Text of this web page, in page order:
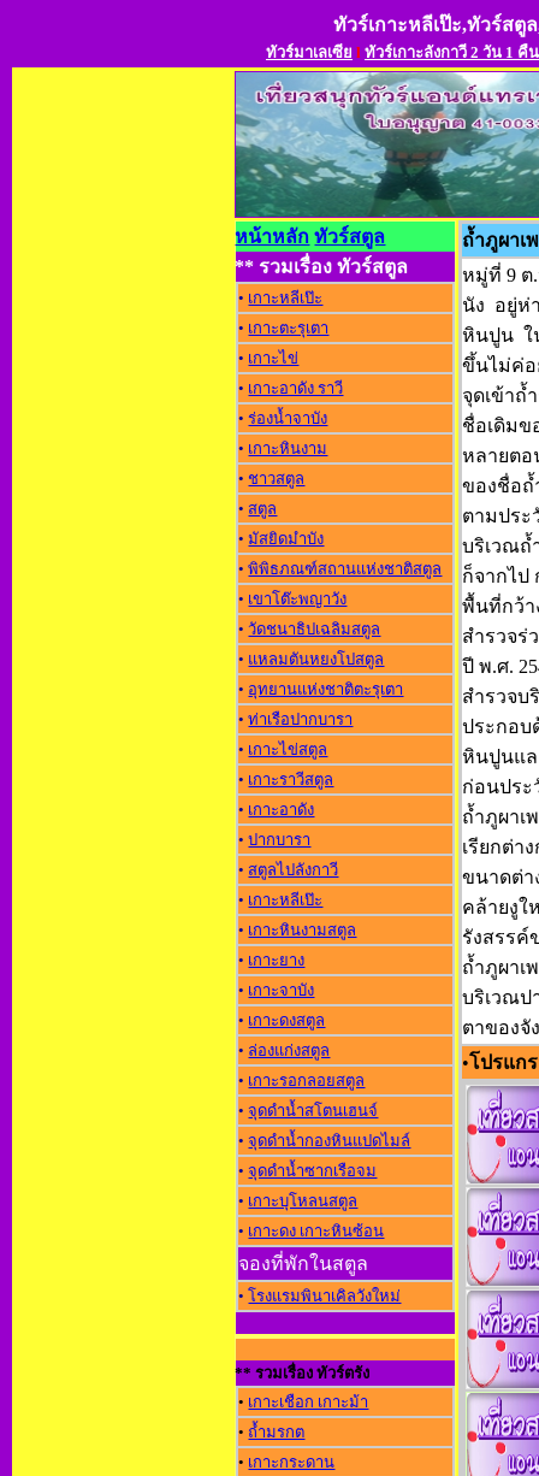
ทัวร์เกาะหลีเป๊ะ,ทัวร์สตู
ทัวร์มาเลเซีย l ทัวร์เกาะลังกาวี 2 วัน 1 คืน
หน้าหลัก ทัวร์สตูล
** รวมเรื่อง ทัวร์สตูล
• เกาะหลีเป๊ะ
• เกาะตะรุเตา
• เกาะไข่
• เกาะอาดัง ราว
• ร่องน้ำจาบัง
• เกาะหินงาม
• ชาวสตูล
• สตูล
• มัสยิดมำบัง
• พิพิธภณฑ์สถานแห่งชาติสตูล
• เขาโต๊ะพญาวัง
• วัดชนาธิปเฉลิมสตูล
• แหลมตันหยงโปสตูล
• อุทยานแห่งชาติตะรุเตา
• ท่าเรือปากบารา
• เกาะไข่สตูล
• เกาะราวีสตูล
• เกาะอาดัง
• ปากบารา
• สตูลไปลังกาวี
• เกาะหลีเป๊ะ
• เกาะหินงามสตูล
• เกาะยาง
• เกาะจาบัง
• เกาะดงสตูล
• ล่องแก่งสตูล
• เกาะรอกลอยสตูล
• จุดดำน้ำสโตนเฮนจ์
• จุดดำน้ำกองหินแปดไมล์
• จุดดำน้ำซากเรือจม
• เกาะบุโหลนสตูล
• เกาะดง เกาะหินซ้อน
จองที่พักในสตูล
• โรงแรมพินาเคิลวังใหม่
** รวมเรื่อง ทัวร์ตรัง
• เกาะเชือก เกาะม้า
• ถ้ำมรกต
• เกาะกระดาน
ถ้ำภูผาเ
หมู่ที่ 9
นัง อยู่ห่
หินปูน ใ
ขึ้นไม่ค่อ
จุดเข้าถ้
ชื่อเดิมข
หลายตอ
ของชื่อถ้
ตามประ
บริเวณถ้
ก็จากไป
พื้นที่กว้า
สำรวจร่
ปี พ.ศ.
สำรวจ
ประกอบ
หินปูนแล
ก่อนประ
ถ้ำภูผาเ
เรียกต่า
ขนาดต่
คล้ายงูใ
รังสรรค์
ถ้ำภูผาเ
บริเวณป
ตาของ
•โปรแก